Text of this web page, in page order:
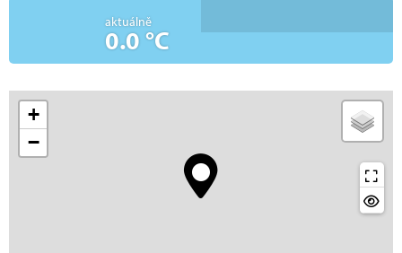
aktuálně
0.0 °C
+
−